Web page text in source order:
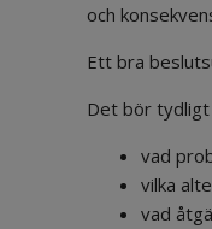
och
Ett bra
Det bör tydligt
vad
vilka
vad